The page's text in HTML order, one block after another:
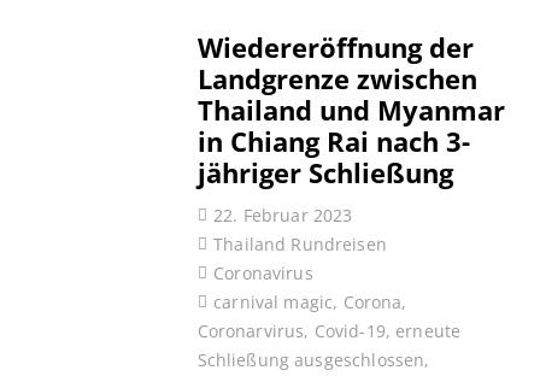
Wiedereröffnung der
Landgrenze zwischen
Thailand und Myanmar
in Chiang Rai nach 3-
jähriger Schließung
22. Februar 2023
Thailand Rundreisen
Coronavirus
carnival magic, Corona,
Coronarvirus, Covid-19, erneute
Schließung ausgeschlossen,